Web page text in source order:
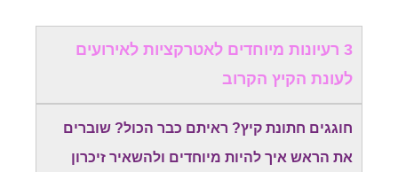
3 רעיונות מיוחדים לאטרקציות לאירועים
לעונת הקיץ הקרוב
חוגגים חתונת קיץ? ראיתם כבר הכול? שוברים
את הראש איך להיות מיוחדים ולהשאיר זיכרון